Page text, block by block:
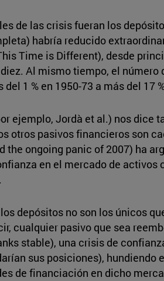
de las crisis fueran los
habría reducido
Time is Different), desde
Al mismo tiempo, el
1 % en 1950-73 a más del 17
ejemplo, Jordà et al.) nos dice
otros pasivos financieros son
ongoing panic of 2007) ha
en el mercado de
depósitos no son los únicos
cualquier pasivo que sea
stable), una crisis de
sus posiciones),
de financiación en dicho